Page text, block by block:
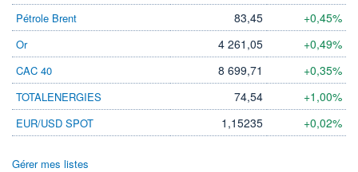
Pétrole Brent
83,45 +0,45%
Or 4 261,05 +0,49%
CAC 40 8 699,71 +0,35%
TOTALENERGIES 74,54 +1,00%
EUR/USD SPOT 1,15235 +0,02%
Gérer mes listes